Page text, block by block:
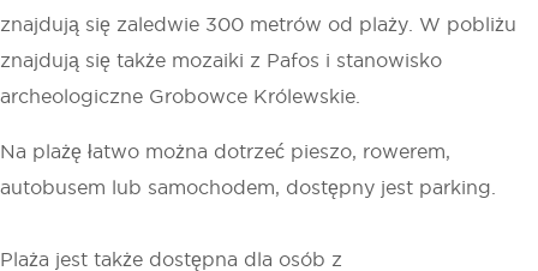
znajdują się zaledwie 300 metrów od plaży. W pobliżu
znajdują się także mozaiki z Pafos i stanowisko
archeologiczne Grobowce Królewskie.
Na plażę łatwo można dotrzeć pieszo, rowerem,
autobusem lub samochodem, dostępny jest parking.
Plaża jest także dostępna dla osób z